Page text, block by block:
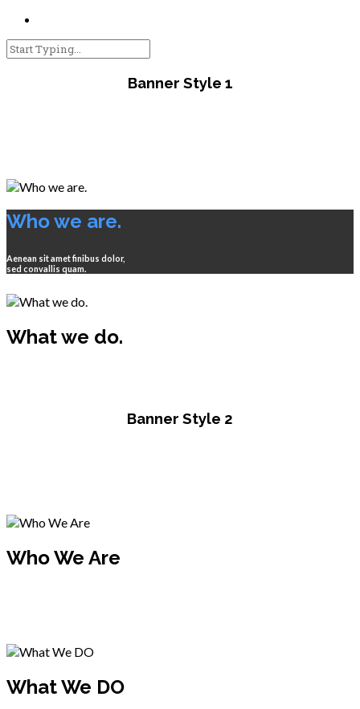
Banner Style 1
Who we are.
Aenean sit amet finibus dolor,
sed convallis quam.
What we do.
Banner Style 2
Who We Are
What We DO